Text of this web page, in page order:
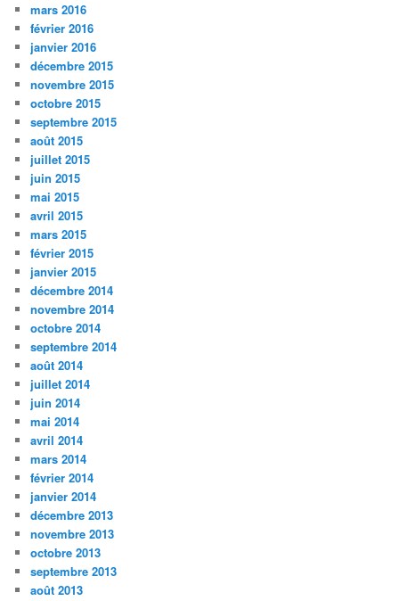
mars 2016
février 2016
janvier 2016
décembre 2015
novembre 2015
octobre 2015
septembre 2015
août 2015
juillet 2015
juin 2015
mai 2015
avril 2015
mars 2015
février 2015
janvier 2015
décembre 2014
novembre 2014
octobre 2014
septembre 2014
août 2014
juillet 2014
juin 2014
mai 2014
avril 2014
mars 2014
février 2014
janvier 2014
décembre 2013
novembre 2013
octobre 2013
septembre 2013
août 2013